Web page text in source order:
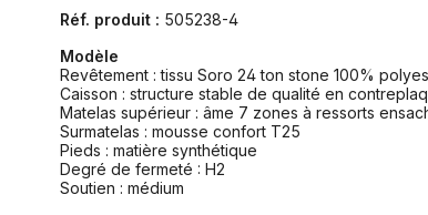
Réf. produit : 505238-4
Modèle
Revêtement : tissu Soro 24 ton stone 100%
Caisson : structure stable de qualité en
Matelas supérieur : âme 7 zones à ressorts
Surmatelas : mousse confort T25
Pieds : matière synthétique
Degré de fermeté : H2
Soutien : médium